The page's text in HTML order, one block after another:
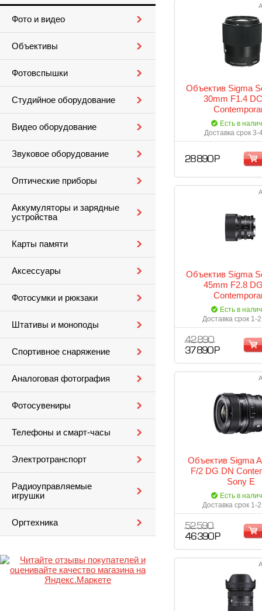
Фото и видео
Объективы
Фотовспышки
Студийное оборудование
Видео оборудование
Звуковое оборудование
Оптические приборы
Аккумуляторы и зарядные
устройства
Карты памяти
Аксессуары
Фотосумки и рюкзаки
Штативы и моноподы
Спортивное снаряжение
Аналоговая фотография
Фотосувениры
Телефоны и смарт-часы
Электротранспорт
Радиоуправляемые
игрушки
Оргтехника
Объектив Sigma
30mm F1.4
Есть в
Доставка срок 3-
28 890 Р
Объектив Sigma
45mm F2.8
Есть в
Доставка срок 1-
42 890
37 890 Р
Объектив Sigma
F/2 DG DN
Sony E
Есть в
Доставка срок 1-
52 590
46 390 Р